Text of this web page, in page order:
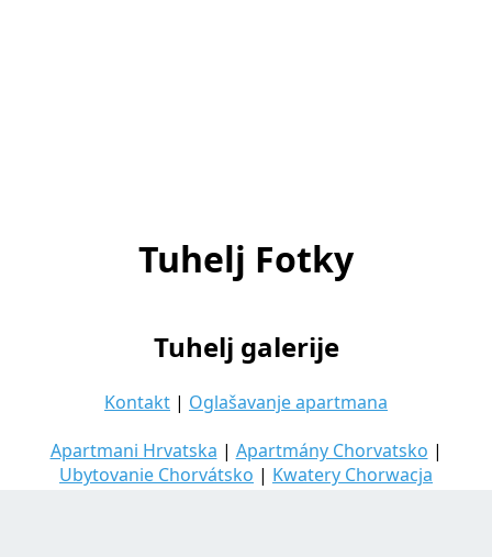
Tuhelj Fotky
Tuhelj galerije
Kontakt | Oglašavanje apartmana
Apartmani Hrvatska | Apartmány Chorvatsko |
Ubytovanie Chorvátsko | Kwatery Chorwacja